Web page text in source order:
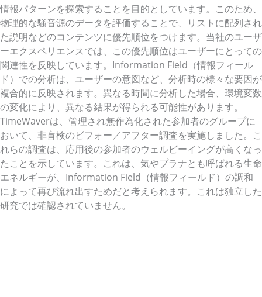
情報パターンを探索することを目的としています。このため、
物理的な騒音源のデータを評価することで、リストに配列され
た説明などのコンテンツに優先順位をつけます。当社のユーザ
ーエクスペリエンスでは、この優先順位はユーザーにとっての
関連性を反映しています。Information Field（情報フィール
ド）での分析は、ユーザーの意図など、分析時の様々な要因が
複合的に反映されます。異なる時間に分析した場合、環境変数
の変化により、異なる結果が得られる可能性があります。
TimeWaverは、管理され無作為化された参加者のグループに
おいて、非盲検のビフォー／アフター調査を実施しました。こ
れらの調査は、応用後の参加者のウェルビーイングが高くなっ
たことを示しています。これは、気やプラナとも呼ばれる生命
エネルギーが、Information Field（情報フィールド）の調和
によって再び流れ出すためだと考えられます。これは独立した
研究では確認されていません。